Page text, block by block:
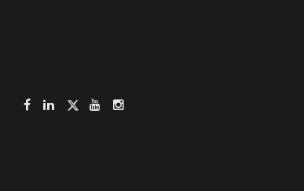
Facebook
LinkedIn
Twitter
YouTube